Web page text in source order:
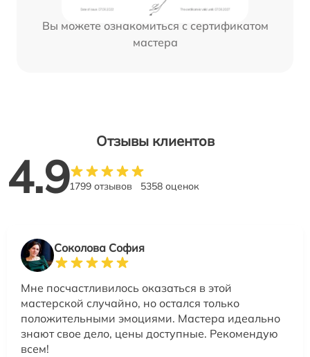
Вы можете ознакомиться с сертификатом
мастера
Отзывы клиентов
4.91799 отзывов 5358 оценок
Соколова София
Мне посчастливилось оказаться в этой
мастерской случайно, но остался только
положительными эмоциями. Мастера идеально
знают свое дело, цены доступные. Рекомендую
всем!